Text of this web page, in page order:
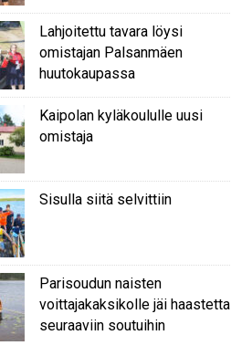
Lahjoitettu tavara löysi
omistajan Palsanmäen
huutokaupassa
Kaipolan kyläkoululle uusi
omistaja
Sisulla siitä selvittiin
Parisoudun naisten
voittajakaksikolle jäi haastetta
seuraaviin soutuihin